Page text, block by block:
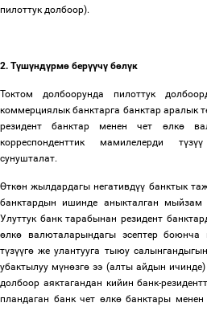
пилоттук долбоор).
2. Түшүндүрмө берүүчү бөлүк
Токтом долбоорунда пилоттук
коммерциялык банктарга банктар аралык т
резидент банктар менен чет өлкө
корреспонденттик мамилелерди түзүү
сунушталат.
Өткөн жылдардагы негативдүү банктык
банктардын ишинде аныкталган
Улуттук банк тарабынан резидент
өлкө валюталарындагы эсептер боюнча
түзүүгө же улантууга тыюу
убактылуу мүнөзгө ээ (алты айдын
долбоор аяктагандан кийин банк-
пландаган банк чет өлкөбанктары менен